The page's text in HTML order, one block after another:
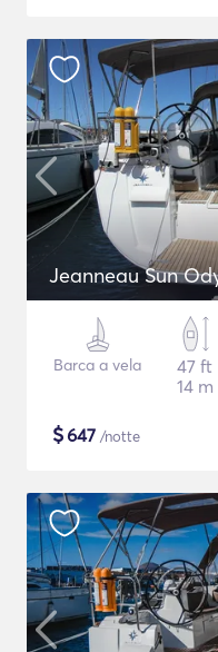
Jeanneau Sun
Barca a vela
47 ft
14 m
$647 /notte